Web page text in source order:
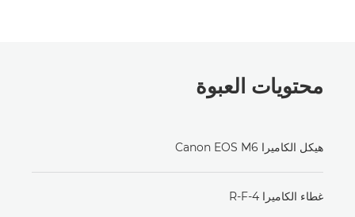
محتويات العبوة
هيكل الكاميرا Canon EOS M6
غطاء الكاميرا R-F-4